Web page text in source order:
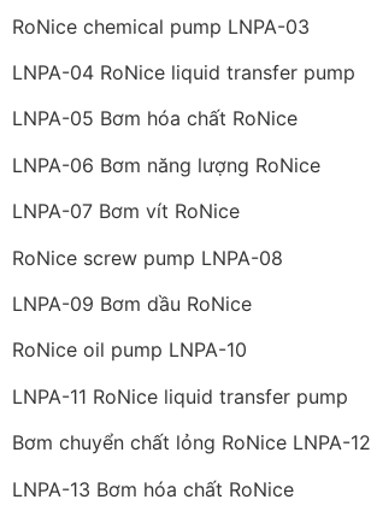
RoNice chemical pump LNPA-03
LNPA-04 RoNice liquid transfer pump
LNPA-05 Bơm hóa chất RoNice
LNPA-06 Bơm năng lượng RoNice
LNPA-07 Bơm vít RoNice
RoNice screw pump LNPA-08
LNPA-09 Bơm dầu RoNice
RoNice oil pump LNPA-10
LNPA-11 RoNice liquid transfer pump
Bơm chuyển chất lỏng RoNice LNPA-12
LNPA-13 Bơm hóa chất RoNice